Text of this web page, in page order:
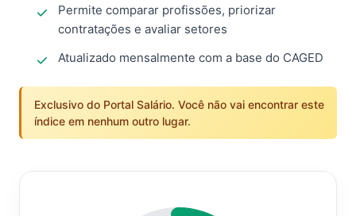
Permite comparar profissões, priorizar
contratações e avaliar setores
Atualizado mensalmente com a base do CAGED
Exclusivo do Portal Salário. Você não vai encontrar este
índice em nenhum outro lugar.